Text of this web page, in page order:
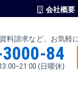
会社概要
料請求など、お気軽
84
(日曜休)